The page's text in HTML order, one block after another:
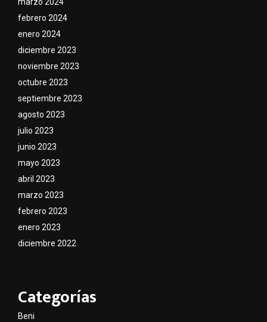
marzo 2024
febrero 2024
enero 2024
diciembre 2023
noviembre 2023
octubre 2023
septiembre 2023
agosto 2023
julio 2023
junio 2023
mayo 2023
abril 2023
marzo 2023
febrero 2023
enero 2023
diciembre 2022
Categorías
Beni